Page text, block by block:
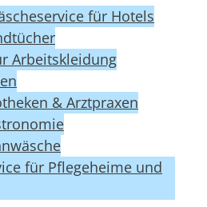
für Hotels
Arbeitskleidung
& Arztpraxen
für Pflegeheime und